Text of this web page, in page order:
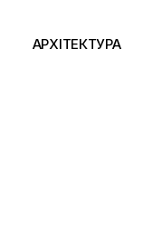
АРХІТЕКТУРА